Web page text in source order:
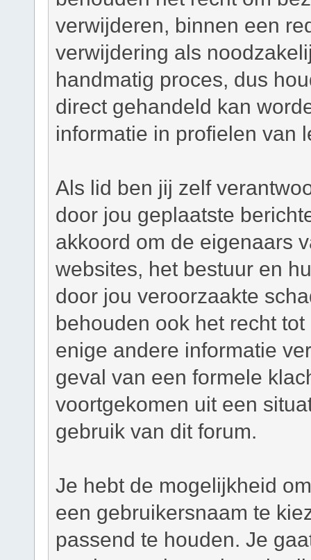
verwijderen, binnen een
verwijdering als
handmatig proces, dus
direct gehandeld kan
informatie in profielen van
Als lid ben jij zelf
door jou geplaatste
akkoord om de eigenaars
websites, het bestuur en
door jou veroorzaakte
behouden ook het recht
enige andere informatie
geval van een formele
voortgekomen uit een
gebruik van dit forum.
Je hebt de mogelijkheid
een gebruikersnaam te
passend te houden. Je